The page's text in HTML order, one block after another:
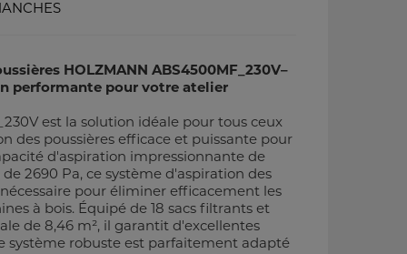
HOLZMANN ABS4500MF_230V–
performante pour votre atelier
est la solution idéale pour tous ceux
des poussières efficace et puissante pour
d'aspiration impressionnante de
2690 Pa, ce système d'aspiration des
pour éliminer efficacement les
à bois. Équipé de 18 sacs filtrants et
de 8,46 m², il garantit d'excellentes
système robuste est parfaitement adapté